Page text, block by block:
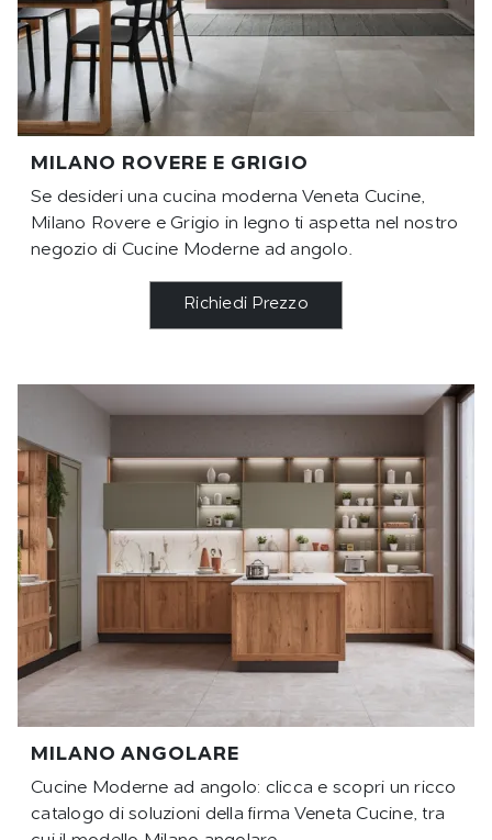
MILANO ROVERE E GRIGIO
Se desideri una cucina moderna Veneta Cucine,
Milano Rovere e Grigio in legno ti aspetta nel nostro
negozio di Cucine Moderne ad angolo.
Richiedi Prezzo
MILANO ANGOLARE
Cucine Moderne ad angolo: clicca e scopri un ricco
catalogo di soluzioni della firma Veneta Cucine, tra